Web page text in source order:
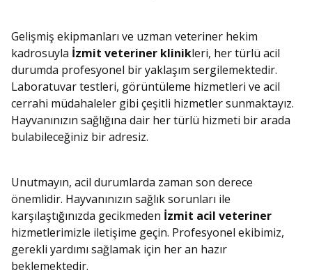
Gelişmiş ekipmanları ve uzman veteriner hekim
kadrosuyla İzmit veteriner klinikleri, her türlü acil
durumda profesyonel bir yaklaşım sergilemektedir.
Laboratuvar testleri, görüntüleme hizmetleri ve acil
cerrahi müdahaleler gibi çeşitli hizmetler sunmaktayız.
Hayvanınızın sağlığına dair her türlü hizmeti bir arada
bulabileceğiniz bir adresiz.
Unutmayın, acil durumlarda zaman son derece
önemlidir. Hayvanınızın sağlık sorunları ile
karşılaştığınızda gecikmeden İzmit acil veteriner
hizmetlerimizle iletişime geçin. Profesyonel ekibimiz,
gerekli yardımı sağlamak için her an hazır
beklemektedir.